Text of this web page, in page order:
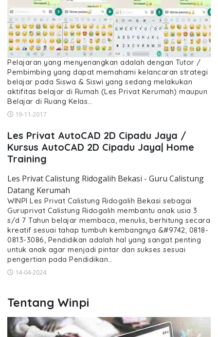
Pelajaran yang menyenangkan adalah dengan Tutor /
Pembimbing yang dapat memahami kelancaran strategi
belajar pada Siswa & Siswi yang sedang melakukan
aktifitas belajar di Rumah (Les Privat Kerumah) maupun
Belajar di Ruang Kelas…
19-11-2017
Les Privat AutoCAD 2D Cipadu Jaya /
Kursus AutoCAD 2D Cipadu Jaya| Home
Training
Les Privat Calistung Ridogalih Bekasi - Guru Calistung
Datang Kerumah
WINPI Les Privat Calistung Ridogalih Bekasi sebagai
Guruprivat Calistung Ridogalih membantu anak usia 3
s/d 7 Tahun belajar membaca, menulis, berhitung secara
kreatif sesuai tahap tumbuh kembangnya &#9742; 0818-
0813-3086, Pendidikan adalah hal yang sangat penting
untuk anak agar menjadi pintar dan sukses sesuai
pengertian pada Pendidikan…
14-04-2024
Tentang Winpi